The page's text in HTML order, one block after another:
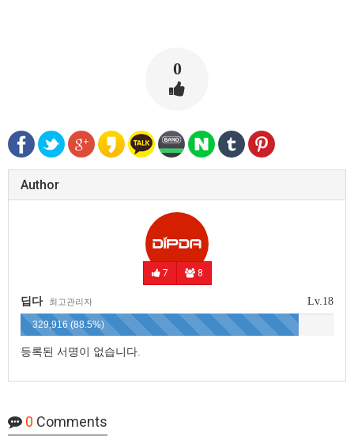
0
Author
7 8
Lv.18
딥다 최고관리자
329,916 (88.5%)
등록된 서명이 없습니다.
0 Comments